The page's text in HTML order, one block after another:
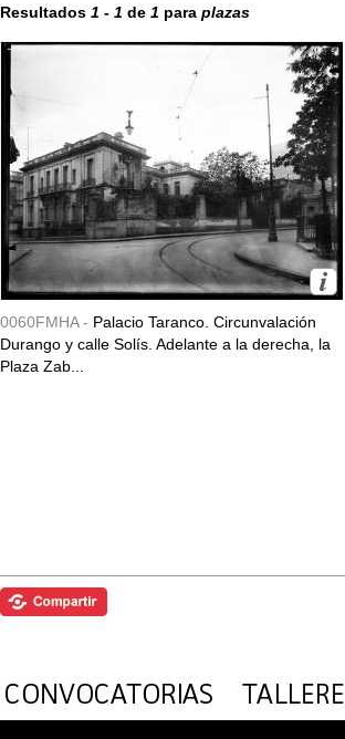
Resultados 1 - 1 de 1 para plazas
0060FMHA - Palacio Taranco. Circunvalación
Durango y calle Solís. Adelante a la derecha, la
Plaza Zab...